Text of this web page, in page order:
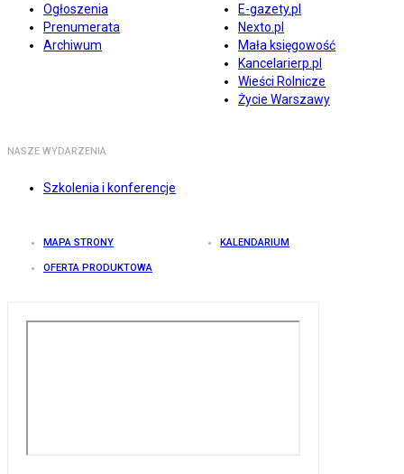
Ogłoszenia
Prenumerata
Archiwum
E-gazety.pl
Nexto.pl
Mała księgowość
Kancelarierp.pl
Wieści Rolnicze
Życie Warszawy
NASZE WYDARZENIA
Szkolenia i konferencje
MAPA STRONY KALENDARIUM
OFERTA PRODUKTOWA